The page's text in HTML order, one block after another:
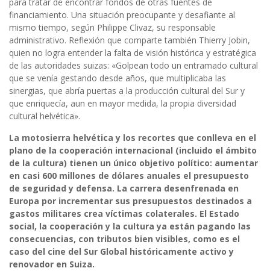
para tratar de encontrar fondos de otras fuentes de
financiamiento. Una situación preocupante y desafiante al
mismo tiempo, según Philippe Clivaz, su responsable
administrativo. Reflexión que comparte también Thierry Jobin,
quien no logra entender la falta de visión histórica y estratégica
de las autoridades suizas: «Golpean todo un entramado cultural
que se venía gestando desde años, que multiplicaba las
sinergias, que abría puertas a la producción cultural del Sur y
que enriquecía, aun en mayor medida, la propia diversidad
cultural helvética».
La motosierra helvética y los recortes que conlleva en el
plano de la cooperación internacional (incluido el ámbito
de la cultura) tienen un único objetivo político: aumentar
en casi 600 millones de dólares anuales el presupuesto
de seguridad y defensa. La carrera desenfrenada en
Europa por incrementar sus presupuestos destinados a
gastos militares crea víctimas colaterales. El Estado
social, la cooperación y la cultura ya están pagando las
consecuencias, con tributos bien visibles, como es el
caso del cine del Sur Global históricamente activo y
renovador en Suiza.